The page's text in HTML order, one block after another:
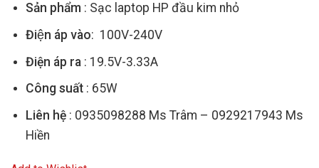
Sản phẩm : Sạc laptop HP đầu kim nhỏ
Điện áp vào: 100V-240V
Điện áp ra: 19.5V-3.33A
Công suất: 65W
Liên hệ: 0935098288 Ms Trâm – 0929217943 Ms
Hiền